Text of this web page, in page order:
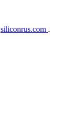
siliconrus.com .